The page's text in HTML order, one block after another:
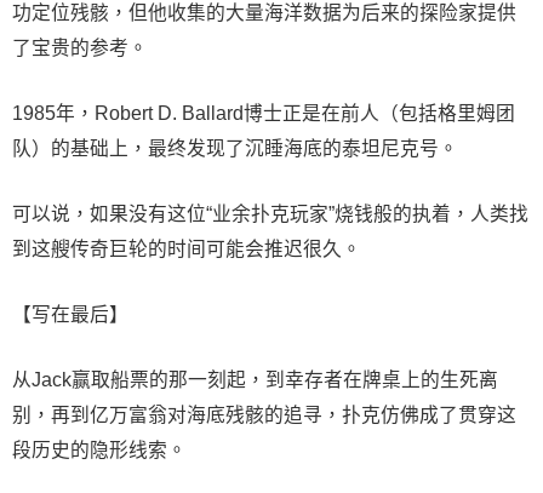
功定位残骸，但他收集的大量海洋数据为后来的探险家提供
了宝贵的参考。
1985年，Robert D. Ballard博士正是在前人（包括格里姆团
队）的基础上，最终发现了沉睡海底的泰坦尼克号。
可以说，如果没有这位“业余扑克玩家”烧钱般的执着，人类找
到这艘传奇巨轮的时间可能会推迟很久。
【写在最后】
从Jack赢取船票的那一刻起，到幸存者在牌桌上的生死离
别，再到亿万富翁对海底残骸的追寻，扑克仿佛成了贯穿这
段历史的隐形线索。